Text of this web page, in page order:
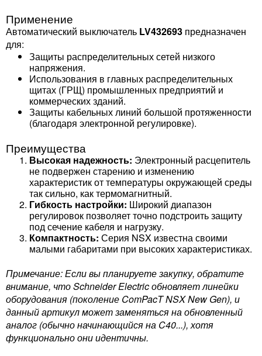
Применение
Автоматический выключатель LV432693 предназначен
для:
Защиты распределительных сетей низкого
напряжения.
Использования в главных распределительных
щитах (ГРЩ) промышленных предприятий и
коммерческих зданий.
Защиты кабельных линий большой протяженности
(благодаря электронной регулировке).
Преимущества
Высокая надежность: Электронный расцепитель
не подвержен старению и изменению
характеристик от температуры окружающей среды
так сильно, как термомагнитный.
Гибкость настройки: Широкий диапазон
регулировок позволяет точно подстроить защиту
под сечение кабеля и нагрузку.
Компактность: Серия NSX известна своими
малыми габаритами при высоких характеристиках.
Примечание: Если вы планируете закупку, обратите
внимание, что Schneider Electric обновляет линейки
оборудования (поколение ComPacT NSX New Gen), и
данный артикул может заменяться на обновленный
аналог (обычно начинающийся на C40...), хотя
функционально они идентичны.